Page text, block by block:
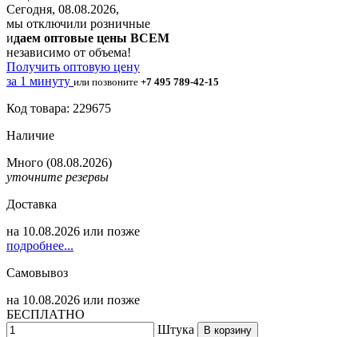
Сегодня, 08.08.2026,
мы отключили розничные
идаем оптовые цены ВСЕМ
независимо от объема!
Получить оптовую цену
за 1 минуту или позвоните +7 495 789-42-15
Код товара: 229675
Наличие
Много (08.08.2026)
уточните резервы
Доставка
на 10.08.2026 или позже
подробнее...
Самовывоз
на 10.08.2026 или позже
БЕСПЛАТНО
Штука
В корзину